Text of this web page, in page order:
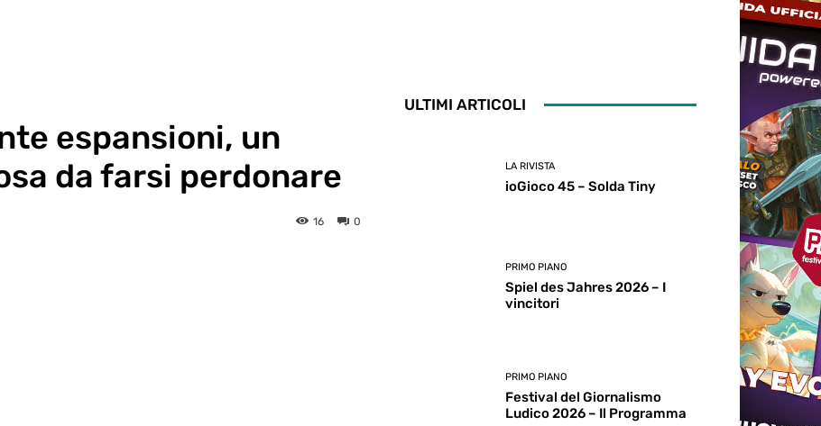
espansioni, un
da farsi perdonare
0
16
ULTIMI ARTICOLI
LA RIVISTA
ioGioco 45 – Solda Tiny
PRIMO PIANO
Spiel des Jahres 2026 – I
vincitori
PRIMO PIANO
Festival del Giornalismo
Ludico 2026 – Il Programma